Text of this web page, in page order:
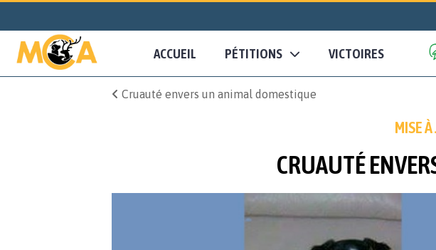
ACCUEIL PÉTITIONS VICTOIRES
Cruauté envers un animal domestique
MISE
CRUAUTÉ